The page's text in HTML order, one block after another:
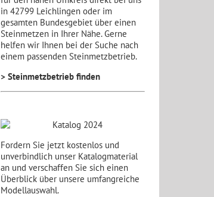
in 42799 Leichlingen oder im
gesamten Bundesgebiet über einen
Steinmetzen in Ihrer Nähe. Gerne
helfen wir Ihnen bei der Suche nach
einem passenden Steinmetzbetrieb.
> Steinmetzbetrieb finden
Fordern Sie jetzt kostenlos und
unverbindlich unser Katalogmaterial
an und verschaffen Sie sich einen
Überblick über unsere umfangreiche
Modellauswahl.